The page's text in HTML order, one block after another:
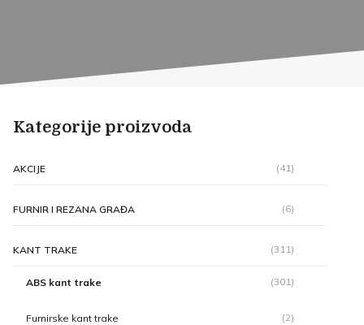
Kategorije proizvoda
AKCIJE (41)
FURNIR I REZANA GRAĐA (6)
KANT TRAKE (311)
ABS kant trake (301)
Furnirske kant trake (2)